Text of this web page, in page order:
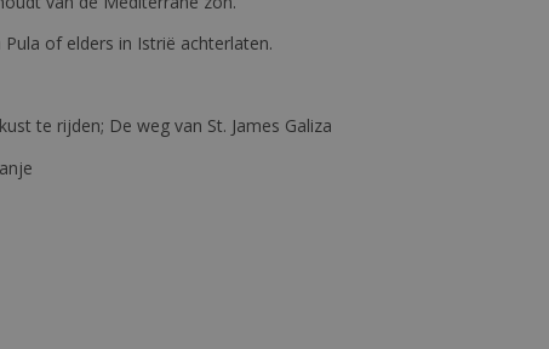
of elders in Istrië achterlaten.
te rijden; De weg van St. James Galiza